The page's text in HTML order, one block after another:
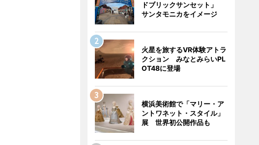
ドブリックサンセット」
サンタモニカをイメージ
火星を旅するVR体験アトラ
クション みなとみらいPL
OT48に登場
横浜美術館で「マリー・ア
ントワネット・スタイル」
展 世界初公開作品も